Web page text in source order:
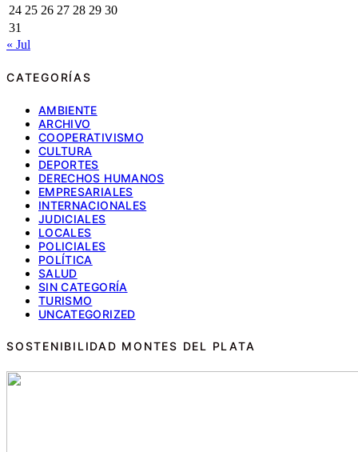
24 25 26 27 28 29 30
31
« Jul
CATEGORÍAS
AMBIENTE
ARCHIVO
COOPERATIVISMO
CULTURA
DEPORTES
DERECHOS HUMANOS
EMPRESARIALES
INTERNACIONALES
JUDICIALES
LOCALES
POLICIALES
POLÍTICA
SALUD
SIN CATEGORÍA
TURISMO
UNCATEGORIZED
SOSTENIBILIDAD MONTES DEL PLATA